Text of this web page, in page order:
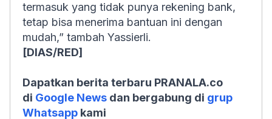
termasuk yang tidak punya rekening bank,
tetap bisa menerima bantuan ini dengan
mudah,” tambah Yassierli.
[DIAS/RED]
Dapatkan berita terbaru PRANALA.co
di Google News dan bergabung di grup
Whatsapp kami